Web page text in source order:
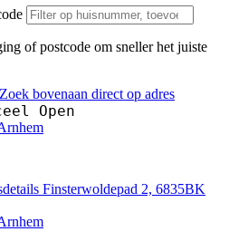
of postcode om sneller het juiste
bovenaan direct op adres
Open
Finsterwoldepad 2, 6835BK